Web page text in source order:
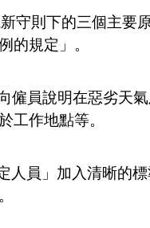
守則下的三個主要
的規定」。
僱員說明在惡劣天
工作地點等。
人員」加入清晰的